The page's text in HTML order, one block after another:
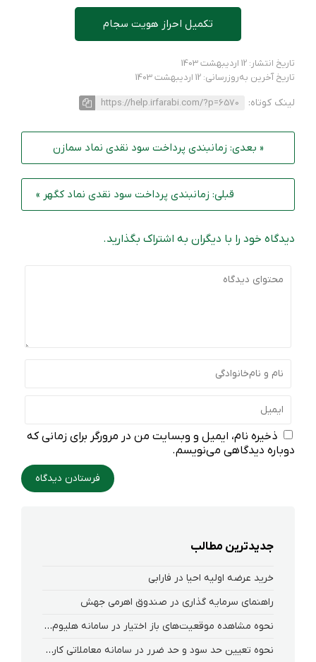
تکمیل احراز هویت سجام
تاریخ انتشار: 12 اردیبهشت 1403
تاریخ آخرین به‌روزرسانی: 12 اردیبهشت 1403
لینک کوتاه: https://help.irfarabi.com/?p=6570
« بعدی: زمانبندی پرداخت سود نقدی نماد سمازن
قبلی: زمانبندی پرداخت سود نقدی نماد کگهر »
دیدگاه خود را با دیگران به اشتراک بگذارید.
ذخیره نام، ایمیل و وبسایت من در مرورگر برای زمانی که
دوباره دیدگاهی می‌نویسم.
جدیدترین مطالب
خرید عرضه اولیه احیا در فارابی
راهنمای سرمایه گذاری در صندوق اهرمی جهش
نحوه‌ مشاهده‌ موقعیت‌های باز اختیار در سامانه هلیوم و نکست
نحوه تعیین حد سود و حد ضرر در سامانه معاملاتی کارگزاری فارابی